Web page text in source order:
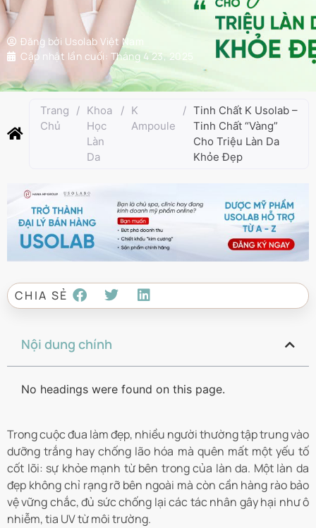
Đăng bởi Usolab Việt Nam
Cập nhật lần cuối: Tháng 4 23, 2025
Trang
Chủ
/ Khoa
Học
Làn
Da
/ K
Ampoule
/ Tinh Chất K Usolab –
Tinh Chất “Vàng”
Cho Triệu Làn Da
Khỏe Đẹp
CHIA SẺ
Nội dung chính
No headings were found on this page.
Trong cuộc đua làm đẹp, nhiều người thường tập trung vào
dưỡng trắng hay chống lão hóa mà quên mất một yếu tố
cốt lõi: sự khỏe mạnh từ bên trong của làn da. Một làn da
đẹp không chỉ rạng rỡ bên ngoài mà còn cần hàng rào bảo
vệ vững chắc, đủ sức chống lại các tác nhân gây hại như ô
nhiễm, tia UV từ môi trường.